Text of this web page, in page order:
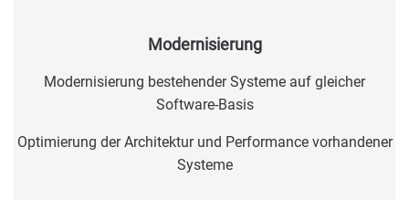
Modernisierung
Modernisierung bestehender Systeme auf gleicher
Software-Basis
Optimierung der Architektur und Performance vorhandener
Systeme